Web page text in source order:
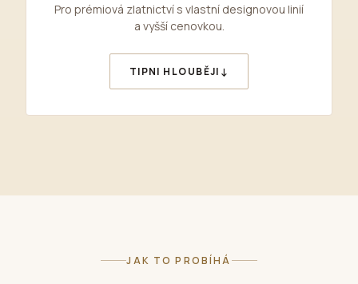
Pro prémiová zlatnictví s vlastní designovou linií
a vyšší cenovkou.
TIPNI HLOUBĚJI ↓
JAK TO PROBÍHÁ